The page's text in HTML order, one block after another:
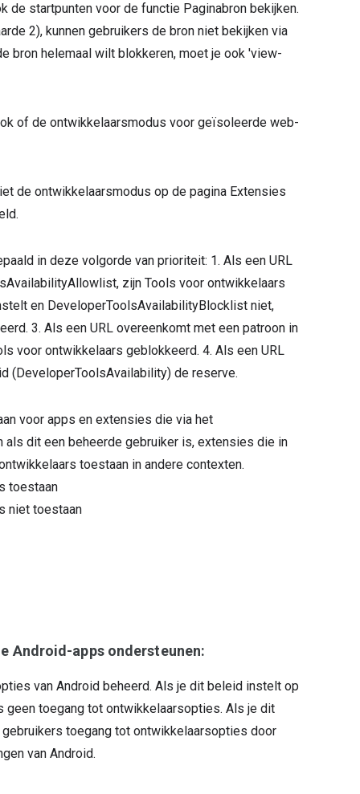
de startpunten voor de functie Paginabron bekijken.
2), kunnen gebruikers de bron niet bekijken via
bron helemaal wilt blokkeren, moet je ook 'view-
of de ontwikkelaarsmodus voor geïsoleerde web-
de ontwikkelaarsmodus op de pagina Extensies
in deze volgorde van prioriteit: 1. Als een URL
zijn Tools voor ontwikkelaars
en DeveloperToolsAvailabilityBlocklist niet,
3. Als een URL overeenkomt met een patroon in
voor ontwikkelaars geblokkeerd. 4. Als een URL
(DeveloperToolsAvailability) de reserve.
voor apps en extensies die via het
dit een beheerde gebruiker is, extensies die in
toestaan in andere contexten.
toestaan
niet toestaan
Android-apps ondersteunen:
van Android beheerd. Als je dit beleid instelt op
toegang tot ontwikkelaarsopties. Als je dit
toegang tot ontwikkelaarsopties door
van Android.